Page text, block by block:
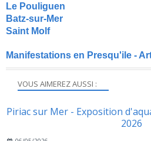
VOUS AIMEREZ AUSSI :
Piriac sur Mer - Exposition
2026
Le Pouliguen
Batz-sur-Mer
Saint Molf
Manifestations en Presqu'ile -